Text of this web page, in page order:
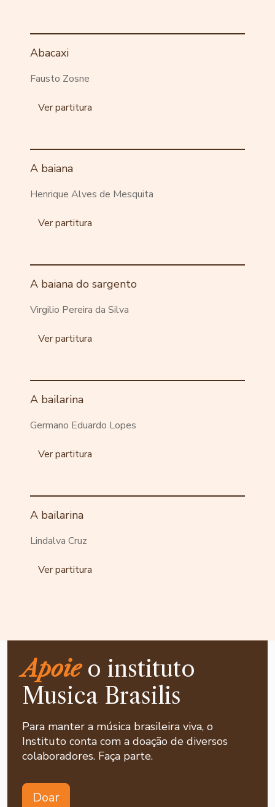
Abacaxi
Fausto Zosne
Ver partitura
A baiana
Henrique Alves de Mesquita
Ver partitura
A baiana do sargento
Virgilio Pereira da Silva
Ver partitura
A bailarina
Germano Eduardo Lopes
Ver partitura
A bailarina
Lindalva Cruz
Ver partitura
Apoieo instituto
Musica Brasilis
Para manter a música brasileira viva, o
Instituto conta com a doação de diversos
colaboradores. Faça parte.
Doar